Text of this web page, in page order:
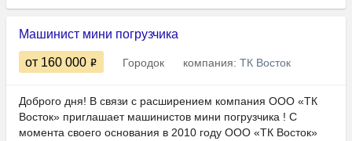
Машинист мини погрузчика
от 160 000 Городок компания: ТК Восток
Доброго дня! В связи с расширением компания ООО «ТК
Восток» приглашает машинистов мини погрузчика ! С
момента своего основания в 2010 году ООО «ТК Восток»